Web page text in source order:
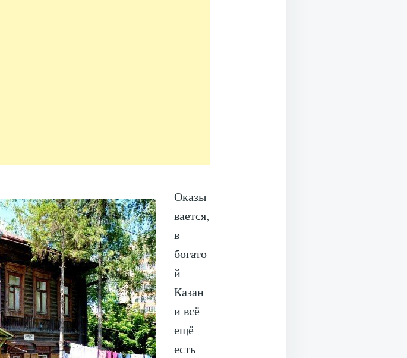
Оказы
вается,
в
богато
й
Казан
и всё
ещё
есть